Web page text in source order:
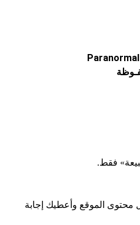
فقط.
محتوى الموقع وأعطيك إجابة